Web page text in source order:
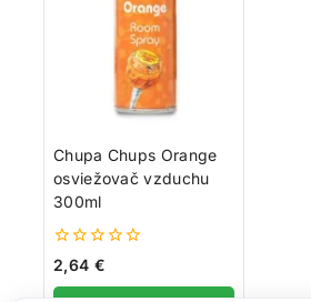
Chupa Chups Orange
osviežovač vzduchu
300ml
0
5
2,64 €